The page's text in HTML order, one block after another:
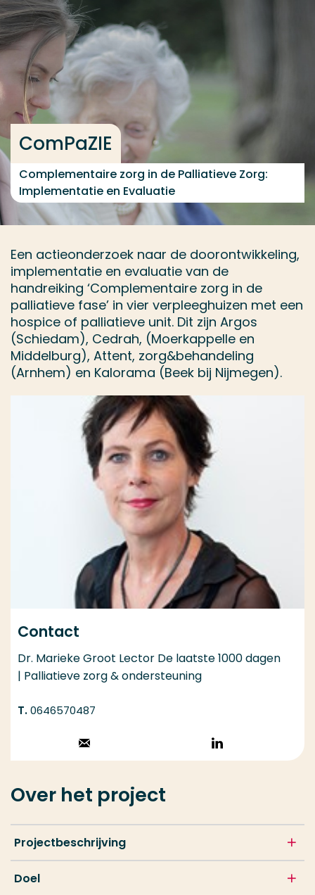
Ga direct naar de content
... > ComPaZIE
ComPaZIE
Complementaire zorg in de Palliatieve Zorg:
Implementatie en Evaluatie
Een actieonderzoek naar de doorontwikkeling,
implementatie en evaluatie van de
handreiking ‘Complementaire zorg in de
palliatieve fase’ in vier verpleeghuizen met een
hospice of palliatieve unit. Dit zijn Argos
(Schiedam), Cedrah, (Moerkappelle en
Middelburg), Attent, zorg&behandeling
(Arnhem) en Kalorama (Beek bij Nijmegen).
Contact
Dr. Marieke Groot Lector De laatste 1000 dagen
| Palliatieve zorg & ondersteuning
0646570487
Stuur een email
Volg op
LinkedIn
Over het project
Projectbeschrijving
Doel
Veel gezocht
Opleiding
Contact